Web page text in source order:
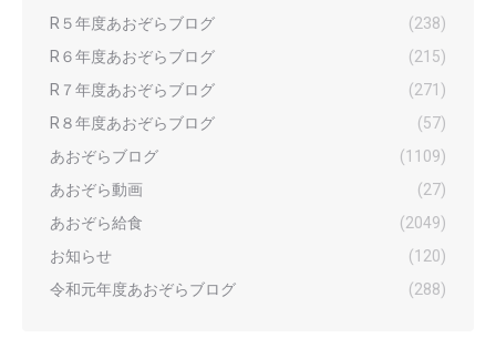
R５年度あおぞらブログ
(238)
R６年度あおぞらブログ
(215)
R７年度あおぞらブログ
(271)
R８年度あおぞらブログ
(57)
あおぞらブログ
(1109)
あおぞら動画
(27)
あおぞら給食
(2049)
お知らせ
(120)
令和元年度あおぞらブログ
(288)